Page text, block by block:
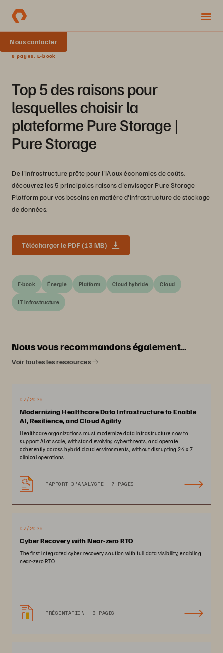
Nous contacter
8 pages, E-book
Top 5 des raisons pour
lesquelles choisir la
plateforme Pure Storage |
Pure Storage
De l'infrastructure prête pour l'IA aux économies de coûts,
découvrez les 5 principales raisons d'envisager Pure Storage
Platform pour vos besoins en matière d'infrastructure de stockage
de données.
Télécharger le PDF (13 MB)
E-book Énergie Platform Cloud hybride Cloud
IT Infrastructure
Nous vous recommandons également…
Voir toutes les ressources
07/2026
Modernizing Healthcare Data Infrastructure to Enable
AI, Resilience, and Cloud Agility
Healthcare organizations must modernize data infrastructure now to
support AI at scale, withstand evolving cyberthreats, and operate
coherently across hybrid cloud environments, without disrupting 24 x 7
clinical operations.
RAPPORT D’ANALYSTE 7 PAGES
07/2026
Cyber Recovery with Near-zero RTO
The first integrated cyber recovery solution with full data visibility, enabling
near-zero RTO.
PRÉSENTATION 3 PAGES